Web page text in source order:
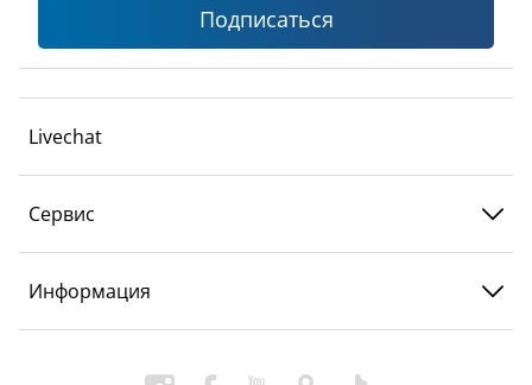
Подписаться
Livechat
Сервис
Информация